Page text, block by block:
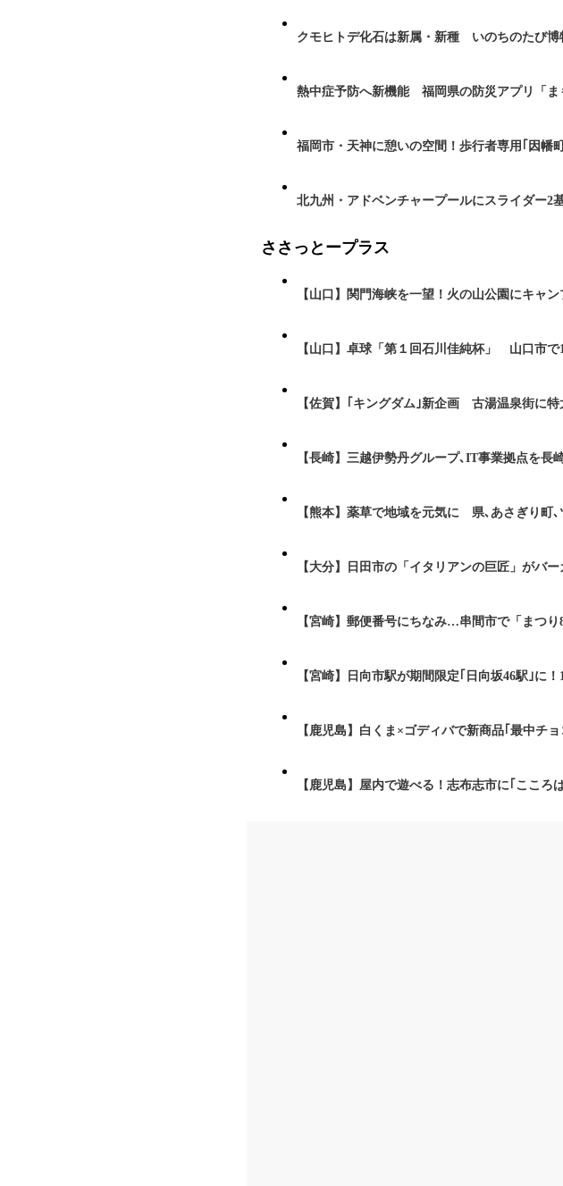
クモヒトデ化石は新属・新種 いのちのたび博
熱中症予防へ新機能 福岡県の防災アプリ「ま
福岡市・天神に憩いの空間！歩行者専用｢因幡
北九州・アドベンチャープールにスライダー2
ささっとープラス
【山口】関門海峡を一望！火の山公園にキャ
【山口】卓球「第１回石川佳純杯」 山口市で
【佐賀】｢キングダム｣新企画 古湯温泉街に特
【長崎】三越伊勢丹グループ､IT事業拠点を長
【熊本】薬草で地域を元気に 県､あさぎり町､
【大分】日田市の「イタリアンの巨匠」がバ
【宮崎】郵便番号にちなみ…串間市で「まつり
【宮崎】日向市駅が期間限定｢日向坂46駅｣に
【鹿児島】白くま×ゴディバで新商品｢最中チ
【鹿児島】屋内で遊べる！志布志市に｢こころ